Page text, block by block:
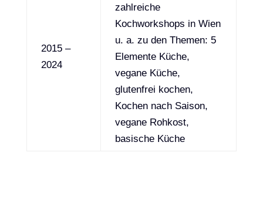
2015 –
2024
zahlreiche
Kochworkshops in Wien
u. a. zu den Themen: 5
Elemente Küche,
vegane Küche,
glutenfrei kochen,
Kochen nach Saison,
vegane Rohkost,
basische Küche